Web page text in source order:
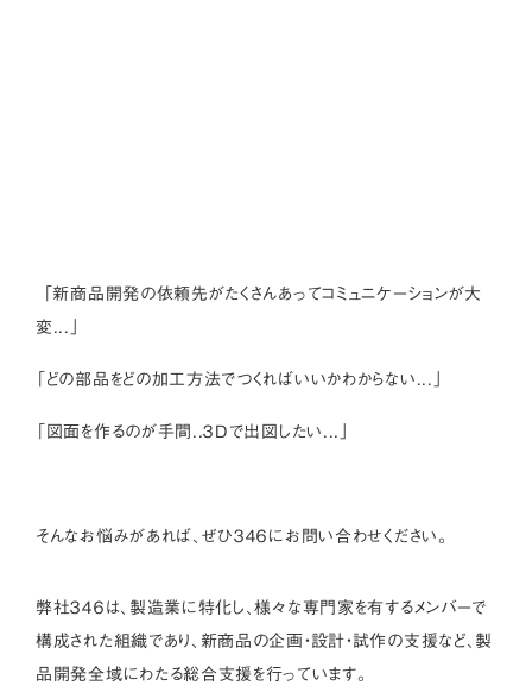
「新商品開発の依頼先がたくさんあってコミュニケーションが大
変...」
「どの部品をどの加工方法でつくればいいかわからない...」
「図面を作るのが手間..３Dで出図したい...」
そんなお悩みがあれば、ぜひ３４６にお問い合わせください。
弊社３４６は、製造業に特化し、様々な専門家を有するメンバーで
構成された組織であり、新商品の企画・設計・試作の支援など、製
品開発全域にわたる総合支援を行っています。